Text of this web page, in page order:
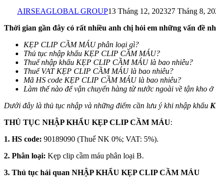
AIRSEAGLOBAL GROUP13 Tháng 12, 202327 Tháng 8,
Thời gian gần đây có rất nhiều anh chị hỏi em những vấn đề
KẸP CLIP CẦM MÁU phân loại gì?
Thủ tục nhập khẩu KẸP CLIP CẦM MÁU?
Thuế nhập khẩu KẸP CLIP CẦM MÁU là bao nhiêu?
Thuế VAT KẸP CLIP CẦM MÁU là bao nhiêu?
Mã HS code KẸP CLIP CẦM MÁU là bao nhiêu?
Làm thế nào để vận chuyển hàng từ nước ngoài về tận kho ở
Dưới đây là thủ tục nhập và những điểm cần lưu ý khi nhập khẩu
THỦ TỤC NHẬP KHẨU KẸP CLIP CẦM MÁU:
1. HS code: 90189090 (Thuế NK 0%; VAT: 5%).
2. Phân loại: Kẹp clip cầm máu phân loại B.
3. Thủ tục hải quan NHẬP KHẨU KẸP CLIP CẦM MÁU